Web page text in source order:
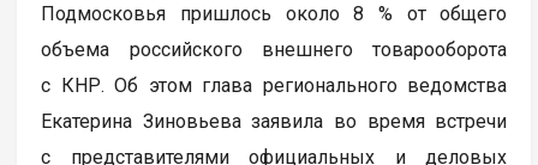
Подмосковья пришлось около 8 % от общего
объема российского внешнего товарооборота
с КНР. Об этом глава регионального ведомства
Екатерина Зиновьева заявила во время встречи
с представителями официальных и деловых